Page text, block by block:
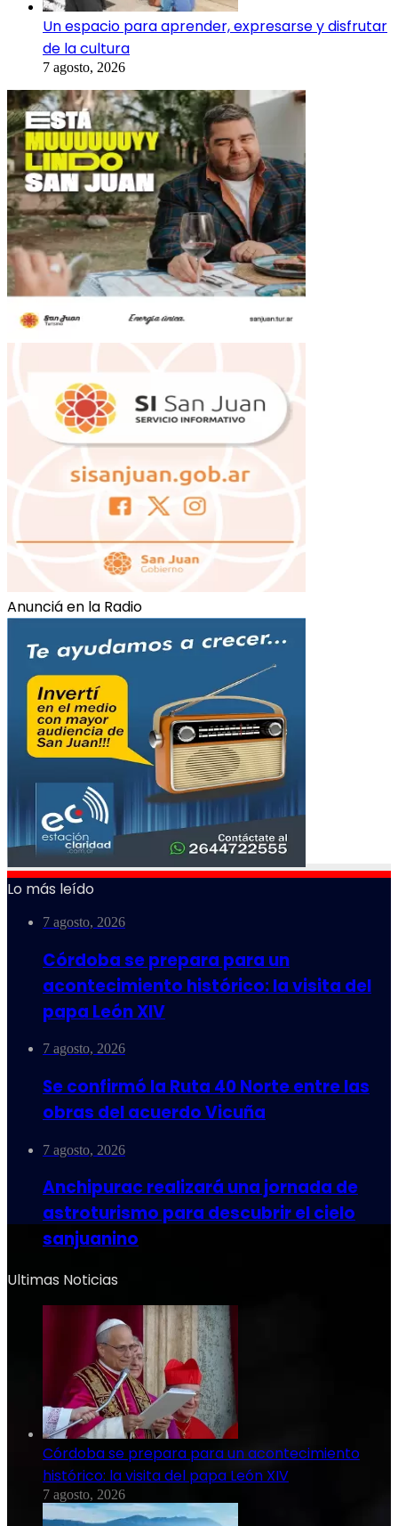
Un espacio para aprender, expresarse y disfrutar
de la cultura
7 agosto, 2026
Anunciá en la Radio
Lo más leído
7 agosto, 2026
Córdoba se prepara para un
acontecimiento histórico: la visita del
papa León XIV
7 agosto, 2026
Se confirmó la Ruta 40 Norte entre las
obras del acuerdo Vicuña
7 agosto, 2026
Anchipurac realizará una jornada de
astroturismo para descubrir el cielo
sanjuanino
Ultimas Noticias
Córdoba se prepara para un acontecimiento
histórico: la visita del papa León XIV
7 agosto, 2026